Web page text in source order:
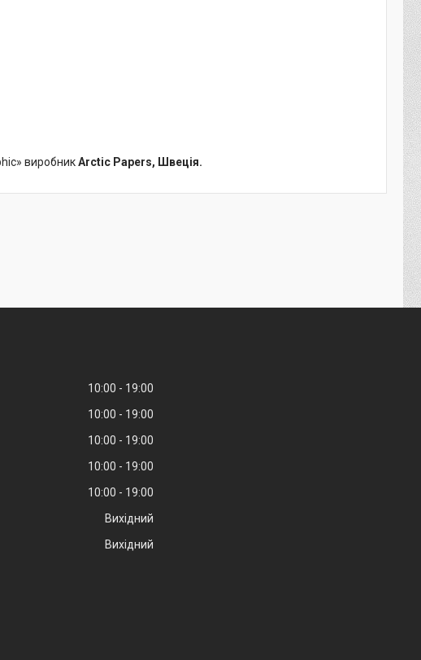
виробникArctic Papers, Швеція.
10:00
19:00
10:00
19:00
10:00
19:00
10:00
19:00
10:00
19:00
Вихідний
Вихідний